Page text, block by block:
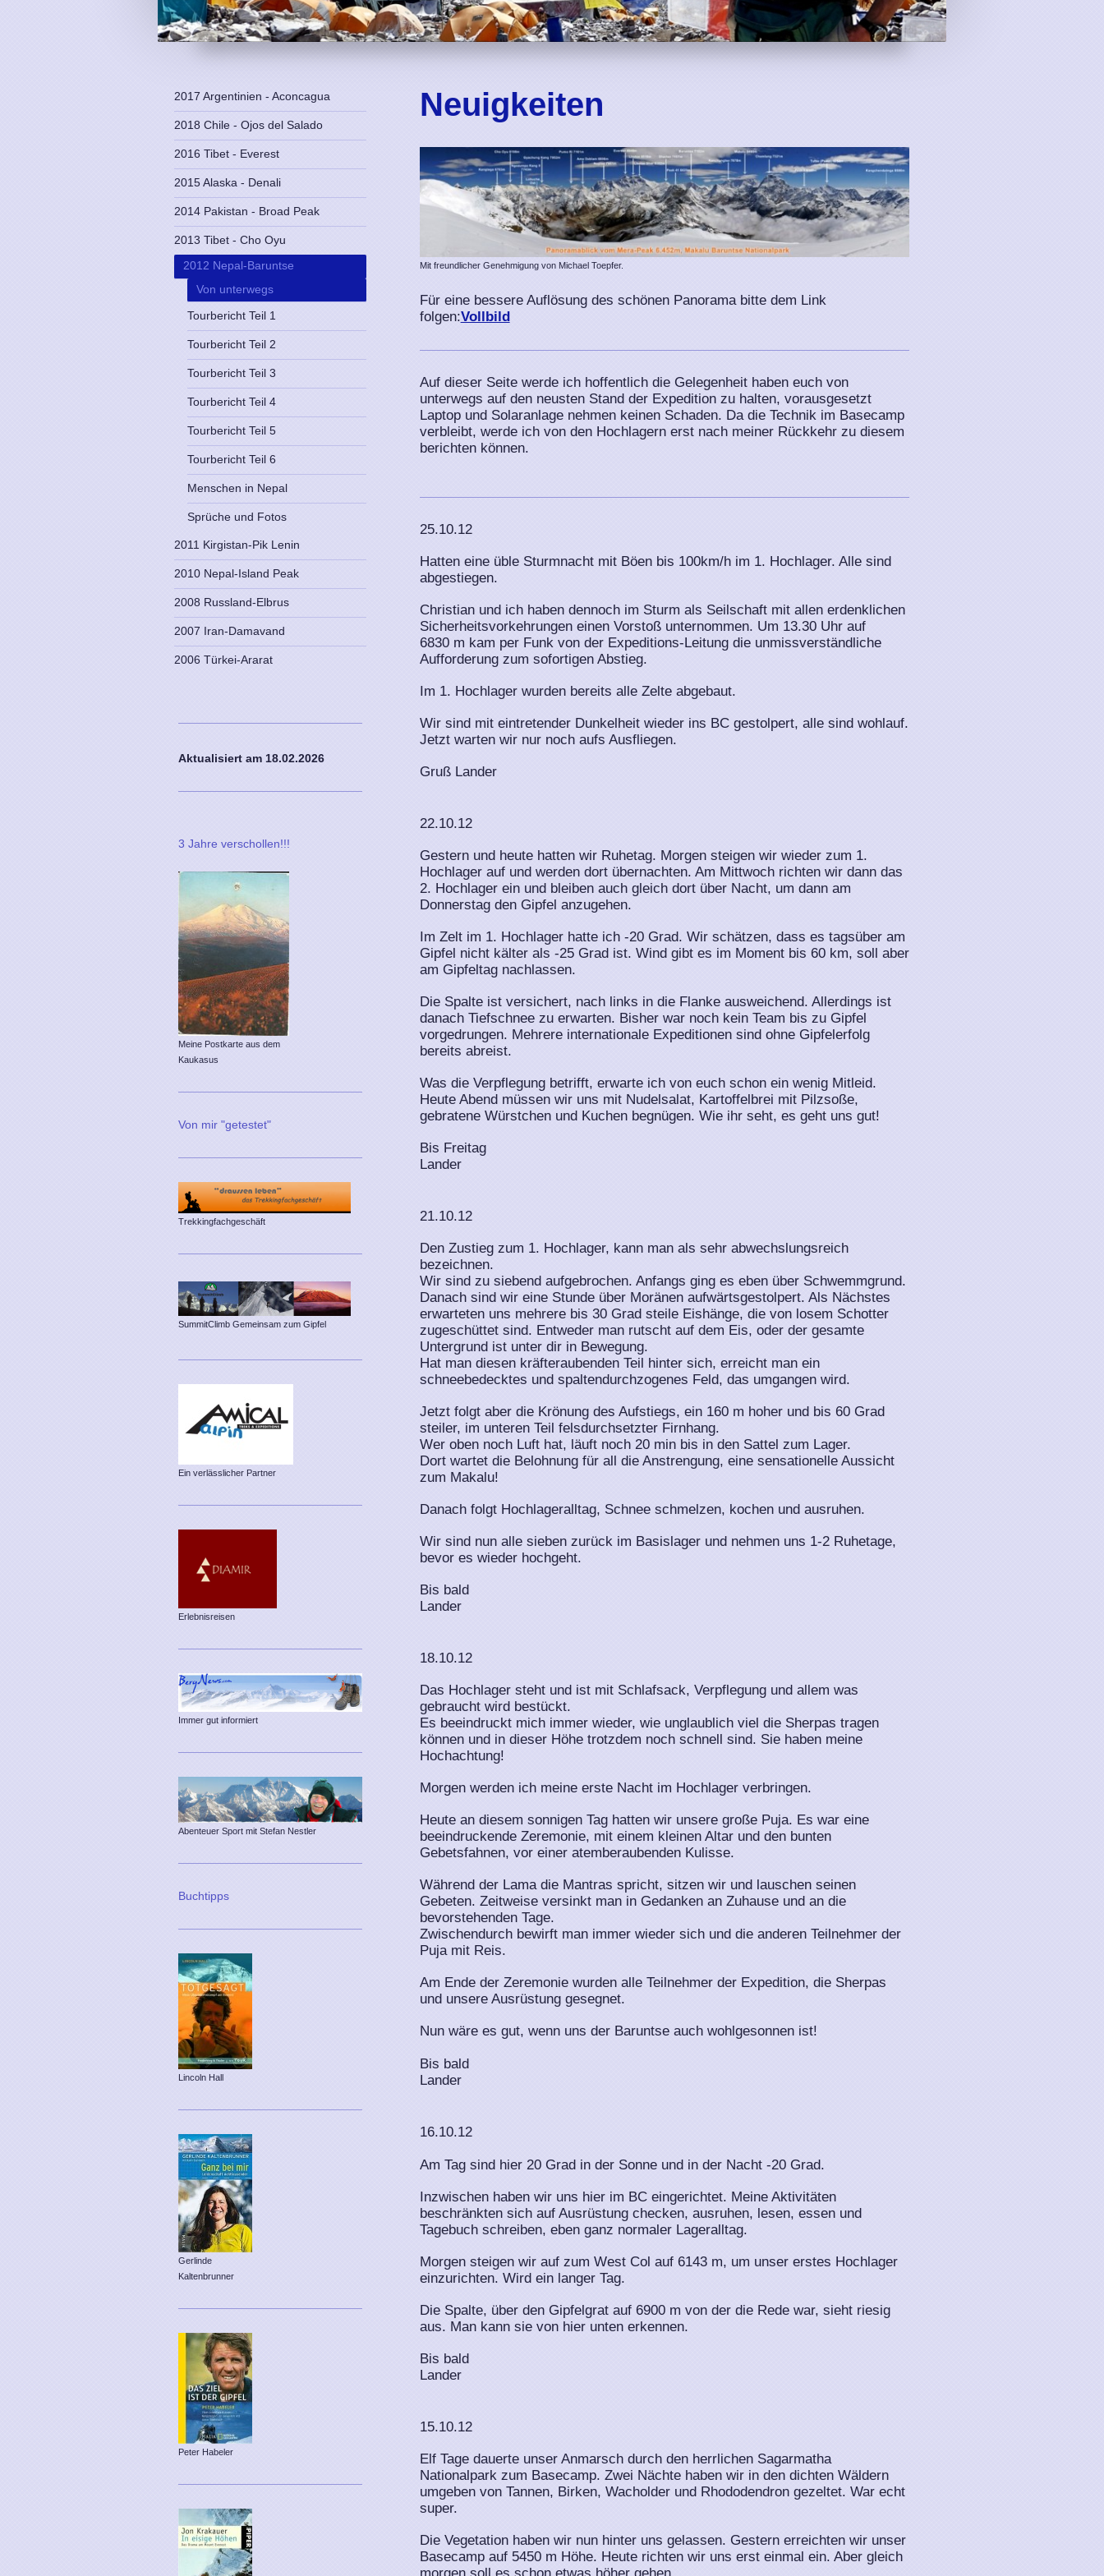
Neuigkeiten
Mit freundlicher Genehmigung von Michael Toepfer.
Für eine bessere Auflösung des schönen Panorama bitte dem Link
folgen:Vollbild
Auf dieser Seite werde ich hoffentlich die Gelegenheit haben euch von
unterwegs auf den neusten Stand der Expedition zu halten, vorausgesetzt
Laptop und Solaranlage nehmen keinen Schaden. Da die Technik im Basecamp
verbleibt, werde ich von den Hochlagern erst nach meiner Rückkehr zu diesem
berichten können.
25.10.12
Hatten eine üble Sturmnacht mit Böen bis 100km/h im 1. Hochlager. Alle sind
abgestiegen.
Christian und ich haben dennoch im Sturm als Seilschaft mit allen erdenklichen
Sicherheitsvorkehrungen einen Vorstoß unternommen. Um 13.30 Uhr auf
6830 m kam per Funk von der Expeditions-Leitung die unmissverständliche
Aufforderung zum sofortigen Abstieg.
Im 1. Hochlager wurden bereits alle Zelte abgebaut.
Wir sind mit eintretender Dunkelheit wieder ins BC gestolpert, alle sind wohlauf.
Jetzt warten wir nur noch aufs Ausfliegen.
Gruß Lander
22.10.12
Gestern und heute hatten wir Ruhetag. Morgen steigen wir wieder zum 1.
Hochlager auf und werden dort übernachten. Am Mittwoch richten wir dann das
2. Hochlager ein und bleiben auch gleich dort über Nacht, um dann am
Donnerstag den Gipfel anzugehen.
Im Zelt im 1. Hochlager hatte ich -20 Grad. Wir schätzen, dass es tagsüber am
Gipfel nicht kälter als -25 Grad ist. Wind gibt es im Moment bis 60 km, soll aber
am Gipfeltag nachlassen.
Die Spalte ist versichert, nach links in die Flanke ausweichend. Allerdings ist
danach Tiefschnee zu erwarten. Bisher war noch kein Team bis zu Gipfel
vorgedrungen. Mehrere internationale Expeditionen sind ohne Gipfelerfolg
bereits abreist.
Was die Verpflegung betrifft, erwarte ich von euch schon ein wenig Mitleid.
Heute Abend müssen wir uns mit Nudelsalat, Kartoffelbrei mit Pilzsoße,
gebratene Würstchen und Kuchen begnügen. Wie ihr seht, es geht uns gut!
Bis Freitag
Lander
21.10.12
Den Zustieg zum 1. Hochlager, kann man als sehr abwechslungsreich
bezeichnen.
Wir sind zu siebend aufgebrochen. Anfangs ging es eben über Schwemmgrund.
Danach sind wir eine Stunde über Moränen aufwärtsgestolpert. Als Nächstes
erwarteten uns mehrere bis 30 Grad steile Eishänge, die von losem Schotter
zugeschüttet sind. Entweder man rutscht auf dem Eis, oder der gesamte
Untergrund ist unter dir in Bewegung.
Hat man diesen kräfteraubenden Teil hinter sich, erreicht man ein
schneebedecktes und spaltendurchzogenes Feld, das umgangen wird.
Jetzt folgt aber die Krönung des Aufstiegs, ein 160 m hoher und bis 60 Grad
steiler, im unteren Teil felsdurchsetzter Firnhang.
Wer oben noch Luft hat, läuft noch 20 min bis in den Sattel zum Lager.
Dort wartet die Belohnung für all die Anstrengung, eine sensationelle Aussicht
zum Makalu!
Danach folgt Hochlageralltag, Schnee schmelzen, kochen und ausruhen.
Wir sind nun alle sieben zurück im Basislager und nehmen uns 1-2 Ruhetage,
bevor es wieder hochgeht.
Bis bald
Lander
18.10.12
Das Hochlager steht und ist mit Schlafsack, Verpflegung und allem was
gebraucht wird bestückt.
Es beeindruckt mich immer wieder, wie unglaublich viel die Sherpas tragen
können und in dieser Höhe trotzdem noch schnell sind. Sie haben meine
Hochachtung!
Morgen werden ich meine erste Nacht im Hochlager verbringen.
Heute an diesem sonnigen Tag hatten wir unsere große Puja. Es war eine
beeindruckende Zeremonie, mit einem kleinen Altar und den bunten
Gebetsfahnen, vor einer atemberaubenden Kulisse.
Während der Lama die Mantras spricht, sitzen wir und lauschen seinen
Gebeten. Zeitweise versinkt man in Gedanken an Zuhause und an die
bevorstehenden Tage.
Zwischendurch bewirft man immer wieder sich und die anderen Teilnehmer der
Puja mit Reis.
Am Ende der Zeremonie wurden alle Teilnehmer der Expedition, die Sherpas
und unsere Ausrüstung gesegnet.
Nun wäre es gut, wenn uns der Baruntse auch wohlgesonnen ist!
Bis bald
Lander
16.10.12
Am Tag sind hier 20 Grad in der Sonne und in der Nacht -20 Grad.
Inzwischen haben wir uns hier im BC eingerichtet. Meine Aktivitäten
beschränkten sich auf Ausrüstung checken, ausruhen, lesen, essen und
Tagebuch schreiben, eben ganz normaler Lageralltag.
Morgen steigen wir auf zum West Col auf 6143 m, um unser erstes Hochlager
einzurichten. Wird ein langer Tag.
Die Spalte, über den Gipfelgrat auf 6900 m von der die Rede war, sieht riesig
aus. Man kann sie von hier unten erkennen.
Bis bald
Lander
15.10.12
Elf Tage dauerte unser Anmarsch durch den herrlichen Sagarmatha
Nationalpark zum Basecamp. Zwei Nächte haben wir in den dichten Wäldern
umgeben von Tannen, Birken, Wacholder und Rhododendron gezeltet. War echt
super.
Die Vegetation haben wir nun hinter uns gelassen. Gestern erreichten wir unser
Basecamp auf 5450 m Höhe. Heute richten wir uns erst einmal ein. Aber gleich
2017 Argentinien - Aconcagua
2018 Chile - Ojos del Salado
2016 Tibet - Everest
2015 Alaska - Denali
2014 Pakistan - Broad Peak
2013 Tibet - Cho Oyu
2012 Nepal-Baruntse
Von unterwegs
Tourbericht Teil 1
Tourbericht Teil 2
Tourbericht Teil 3
Tourbericht Teil 4
Tourbericht Teil 5
Tourbericht Teil 6
Menschen in Nepal
Sprüche und Fotos
2011 Kirgistan-Pik Lenin
2010 Nepal-Island Peak
2008 Russland-Elbrus
2007 Iran-Damavand
2006 Türkei-Ararat
Aktualisiert am 18.02.2026
3 Jahre verschollen!!!
Meine Postkarte aus dem
Kaukasus
Von mir "getestet"
Trekkingfachgeschäft
SummitClimb Gemeinsam zum Gipfel
Ein verlässlicher Partner
Erlebnisreisen
Immer gut informiert
Abenteuer Sport mit Stefan Nestler
Buchtipps
Lincoln Hall
Gerlinde
Kaltenbrunner
Peter Habeler